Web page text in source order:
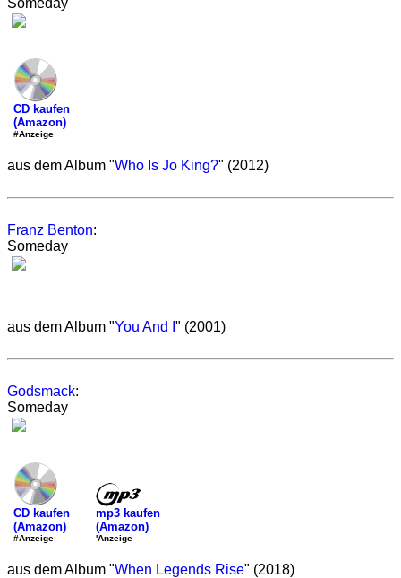
Someday
CD kaufen
(Amazon)
#Anzeige
aus dem Album "Who Is Jo King?" (2012)
Franz Benton:
Someday
aus dem Album "You And I " (2001)
Godsmack:
Someday
CD kaufen
(Amazon)
#Anzeige
mp3 kaufen
(Amazon)
'Anzeige
aus dem Album "When Legends Rise" (2018)